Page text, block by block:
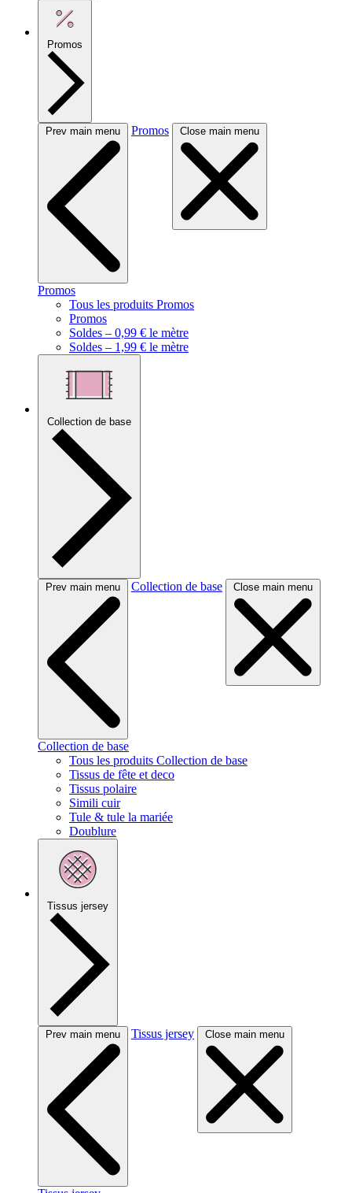
Promos
Prev main menu Promos Close main menu
Promos
Tous les produits Promos
Promos
Soldes – 0,99 € le mètre
Soldes – 1,99 € le mètre
Collection de base
Prev main menu Collection de base Close main menu
Collection de base
Tous les produits Collection de base
Tissus de fête et deco
Tissus polaire
Simili cuir
Tule & tule la mariée
Doublure
Tissus jersey
Prev main menu Tissus jersey Close main menu